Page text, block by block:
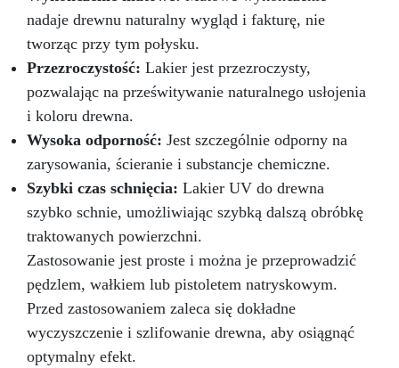
Różnice względem innych produktów 30 %
wyższa wytrzymałość niż w przypadku
jednoskładnikowych szpachli poliestrowych
Brak skurczu, właściwości tiksotropowe – brak
zapadania się materiału Personalizacja kolorów
– uzyskanie naturalnego efektu Karta
techniczna Szpachla epoksydowa
dwuskładnikowa tiksotropowa Proporcje
mieszania: 100 (żywica): 50 (utwardzacz) Czas
pracy (20°C, 150 g): 35–45 min Szlifowanie: po
8–10 godz. Odporność UV: test UVA 75 h bez
zmian Wskazówki ekspertów Przygotowuj małe
porcje dla lepszej kontroli. Dobrze zamykaj
opakowania, aby uniknąć zanieczyszczeń. FAQ
Czy nadaje się do lakierowanego parkietu? Tak,
należy tylko lekko przeszlifować powierzchnię.
Czy można stosować na zewnątrz? Tak, dzięki
wysokiej odporności na UV i warunki
atmosferyczne. Czy potrzebny jest podkład?
nadaje drewnu naturalny wygląd i fakturę, nie
tworząc przy tym połysku.
Przezroczystość: Lakier jest przezroczysty,
pozwalając na prześwitywanie naturalnego usłojenia
i koloru drewna.
Wysoka odporność: Jest szczególnie odporny na
zarysowania, ścieranie i substancje chemiczne.
Szybki czas schnięcia: Lakier UV do drewna
szybko schnie, umożliwiając szybką dalszą obróbkę
traktowanych powierzchni.
Zastosowanie jest proste i można je przeprowadzić
pędzlem, wałkiem lub pistoletem natryskowym.
Przed zastosowaniem zaleca się dokładne
wyczyszczenie i szlifowanie drewna, aby osiągnąć
optymalny efekt.